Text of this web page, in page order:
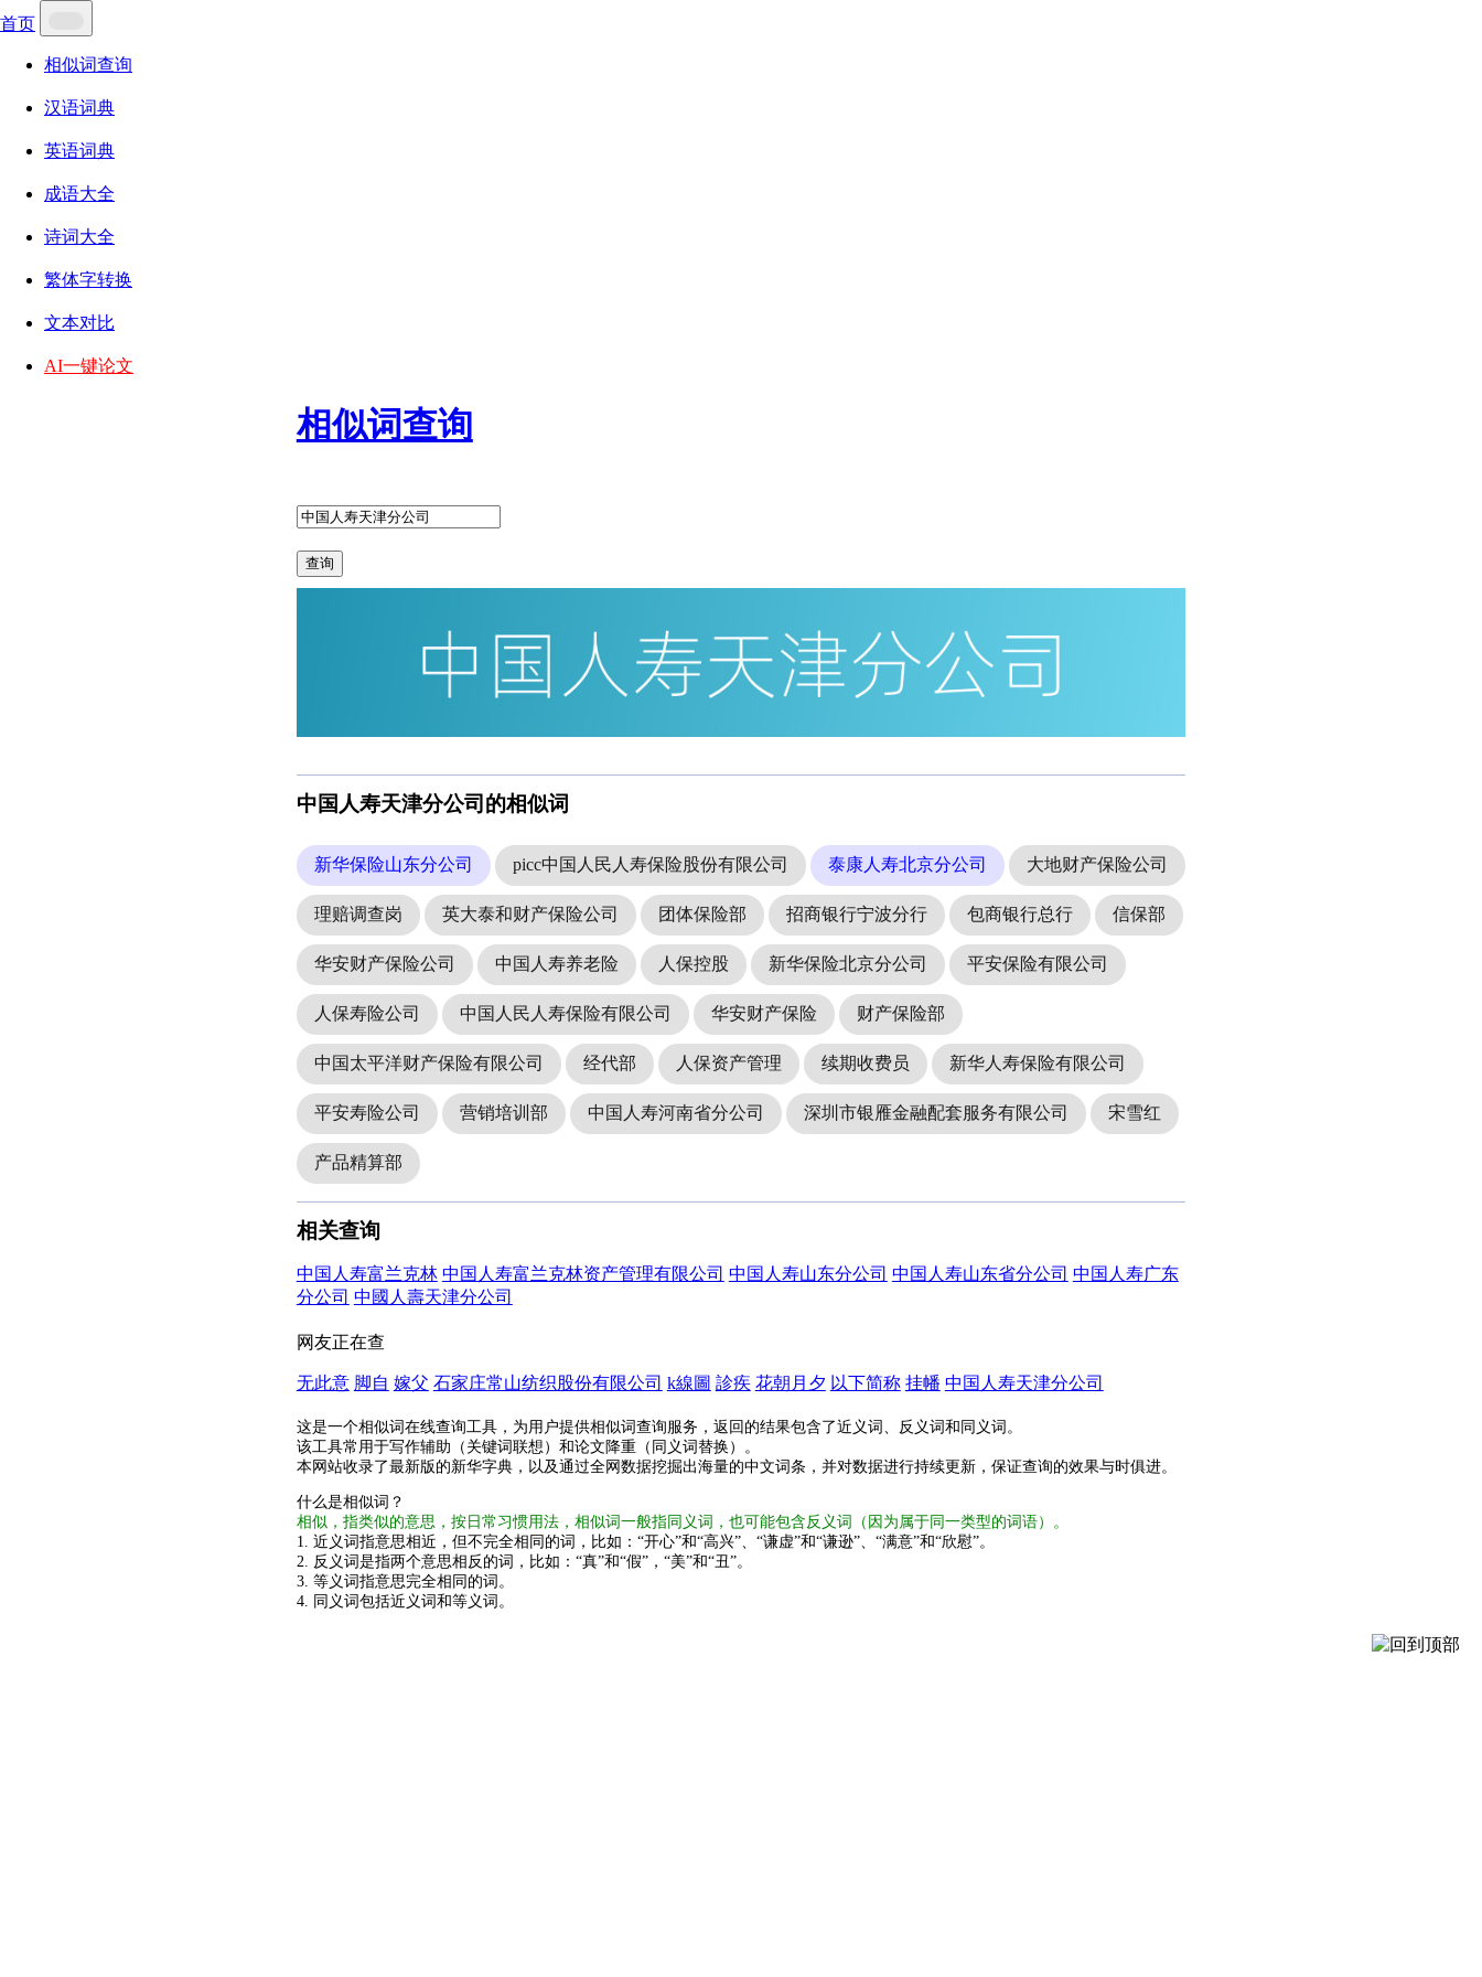
首页
相似词查询
汉语词典
英语词典
成语大全
诗词大全
繁体字转换
文本对比
AI一键论文
相似词查询
查询
中国人寿天津分公司的相似词
新华保险山东分公司 picc中国人民人寿保险股份有限公司 泰康人寿北京分公司 大地财产保险公司
理赔调查岗 英大泰和财产保险公司 团体保险部 招商银行宁波分行 包商银行总行 信保部
华安财产保险公司 中国人寿养老险 人保控股 新华保险北京分公司 平安保险有限公司
人保寿险公司 中国人民人寿保险有限公司 华安财产保险 财产保险部
中国太平洋财产保险有限公司 经代部 人保资产管理 续期收费员 新华人寿保险有限公司
平安寿险公司 营销培训部 中国人寿河南省分公司 深圳市银雁金融配套服务有限公司 宋雪红
产品精算部
相关查询
中国人寿富兰克林 中国人寿富兰克林资产管理有限公司 中国人寿山东分公司 中国人寿山东省分公司 中国人寿广东
分公司 中國人壽天津分公司
网友正在查
无此意 脚自 嫁父 石家庄常山纺织股份有限公司 k線圖 診疾 花朝月夕 以下简称 挂幡 中国人寿天津分公司
这是一个相似词在线查询工具，为用户提供相似词查询服务，返回的结果包含了近义词、反义词和同义词。
该工具常用于写作辅助（关键词联想）和论文降重（同义词替换）。
本网站收录了最新版的新华字典，以及通过全网数据挖掘出海量的中文词条，并对数据进行持续更新，保证查询的效果与时俱进。
什么是相似词？
相似，指类似的意思，按日常习惯用法，相似词一般指同义词，也可能包含反义词（因为属于同一类型的词语）。
1. 近义词指意思相近，但不完全相同的词，比如：“开心”和“高兴”、“谦虚”和“谦逊”、“满意”和“欣慰”。
2. 反义词是指两个意思相反的词，比如：“真”和“假”，“美”和“丑”。
3. 等义词指意思完全相同的词。
4. 同义词包括近义词和等义词。